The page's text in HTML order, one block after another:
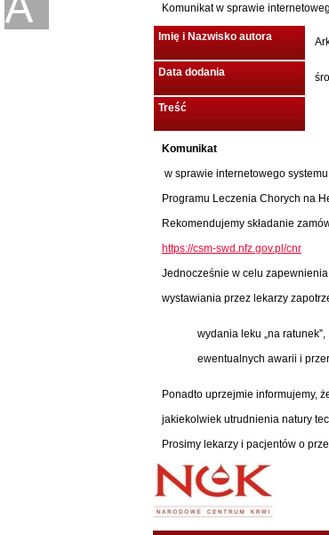
Komunikat w sprawie
Imię i Nazwisko autora
Data dodania
Treść
Komunikat
w sprawie internetowego
Programu Leczenia Chorych na
Rekomendujemy składanie
https://csm-swd.nfz.gov.pl/cnr
Jednocześnie w celu
wystawiania przez lekarzy
wydania leku „na ratunek”,
ewentualnych awarii i
Ponadto uprzejmie informujemy,
jakiekolwiek utrudnienia natury
Prosimy lekarzy i pacjentów o